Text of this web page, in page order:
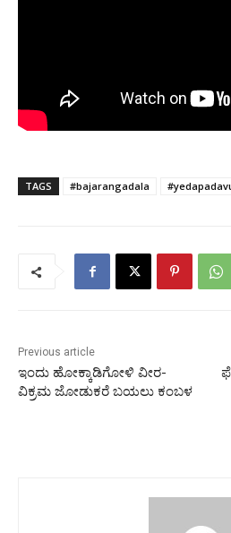
TAGS #bajarangadala
Previous article
ಇಂದು ಹೋಕ್ಕಾಡಿಗೋಳಿ ವೀರ-
ವಿಕ್ರಮ ಜೋಡುಕರೆ ಬಯಲು ಕಂಬಳ